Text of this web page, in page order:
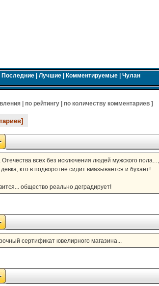
Последние| Лучшие| Комментируемые| Чулан
по рейтингу по количеству комментариев ]
всех без исключения людей мужского
кто в подворотне сидит вмазывается и бухает!
общество реально деградирует!
сертификат ювелирного магазина...